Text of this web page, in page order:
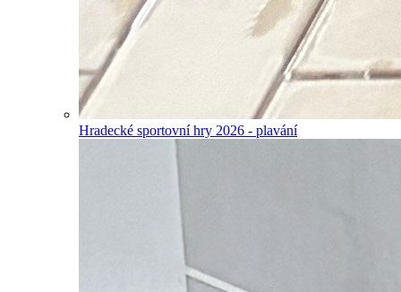
Hradecké sportovní hry 2026 - plavání